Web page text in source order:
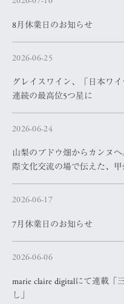
8月休業日のお知らせ
2026-06-25
グレイスワイン、「日本ワ
連続の最高位5つ星に
2026-06-24
山梨のブドウ畑からカンヌ
際文化交流の場で伝えた、
2026-06-17
7月休業日のお知らせ
2026-06-06
marie claire digitalにて連載「
し」